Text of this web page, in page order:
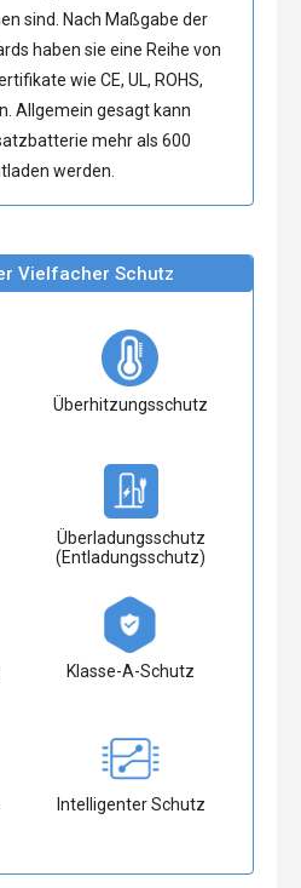
sind. Nach Maßgabe der
haben sie eine Reihe von
wie CE, UL, ROHS,
Allgemein gesagt kann
mehr als 600
werden.
Vielfacher Schutz
Überhitzungsschutz
Überladungsschutz
(Entladungsschutz)
Klasse-A-Schutz
Intelligenter Schutz